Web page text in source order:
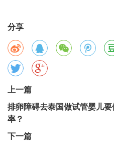
分享
上一篇
排卵障碍去泰国做试管婴儿
率？
下一篇